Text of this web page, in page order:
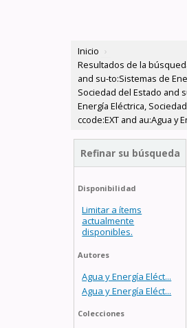
Inicio ›
Resultados de la
and su-to:Sistemas de
Sociedad del Estado and
Energía Eléctrica,
ccode:EXT and au:Agua y
Refinar su búsqueda
Disponibilidad
Limitar a ítems
actualmente
disponibles.
Autores
Agua y Energía Eléct...
Agua y Energía Eléct...
Colecciones